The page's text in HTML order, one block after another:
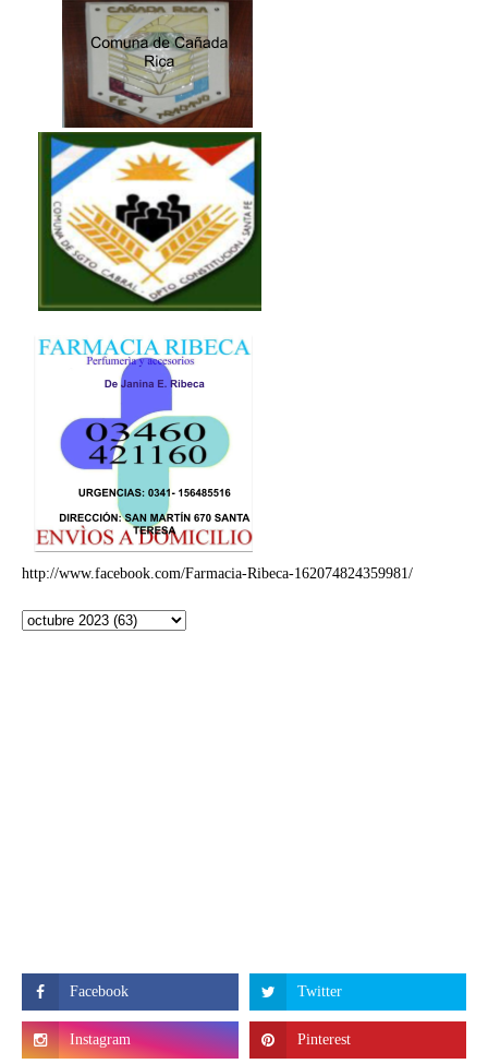
http://www.facebook.com/Farmacia-Ribeca-162074824359981/